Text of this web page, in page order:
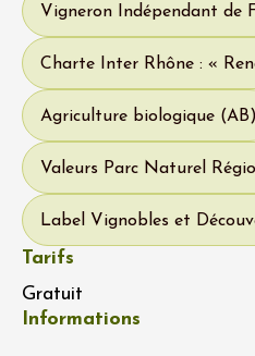
Vigneron Indépendant de
Charte Inter Rhône : «
Agriculture biologique (AB)
Valeurs Parc Naturel
Label Vignobles et
Tarifs
Gratuit
Informations